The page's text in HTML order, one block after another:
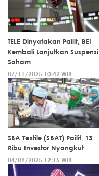
TELE Dinyatakan Pailit, BEI
Kembali Lanjutkan Suspensi
Saham
07/11/2025 10:42 WIB
SBA Textile (SBAT) Pailit, 13
Ribu Investor Nyangkut
04/09/2025 12:15 WIB